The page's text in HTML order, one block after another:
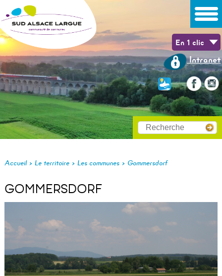
En 1 clic
Intranet
Accueil> Le territoire> Les communes> Gommersdorf
GOMMERSDORF